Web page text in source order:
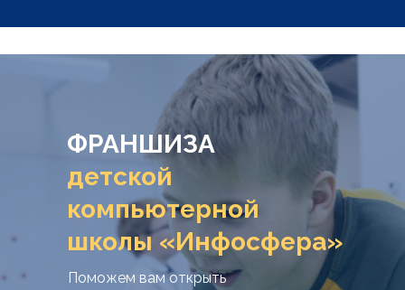
ФРАНШИЗА
детской
компьютерной
школы «Инфосфера»
Поможем вам открыть